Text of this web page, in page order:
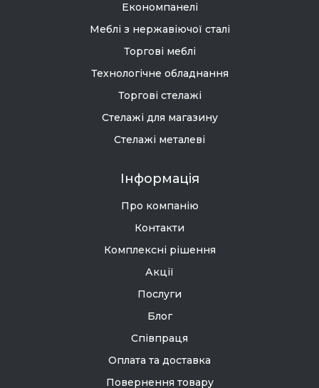
Економпанелі
Меблі з нержавіючої сталі
Торгові меблі
Технологічне обладнання
Торгові стелажі
Стелажі для магазину
Стелажі металеві
Інформація
Про компанію
Контакти
Комплексні рішення
Акції
Послуги
Блог
Співпраця
Оплата та доставка
Повернення товару